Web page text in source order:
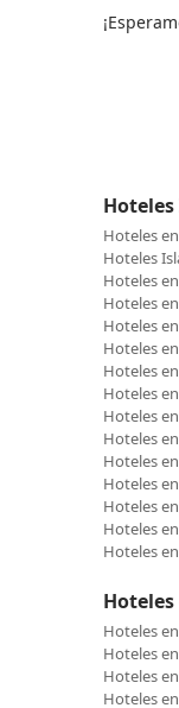
Hoteles
Hoteles
Hoteles
Hoteles
Hoteles
Hoteles
Hoteles
Hoteles
Hoteles
Hoteles
Hoteles
Hoteles
Hoteles
Hoteles
Hoteles
Hoteles
Hoteles
Hoteles
Hoteles